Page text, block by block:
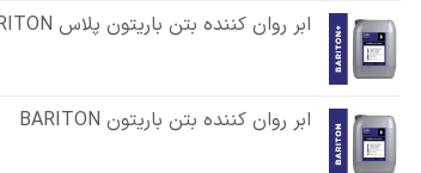
ابر روان کننده بتن باریتون پلاس BARITON+
ابر روان کننده بتن باریتون BARITON